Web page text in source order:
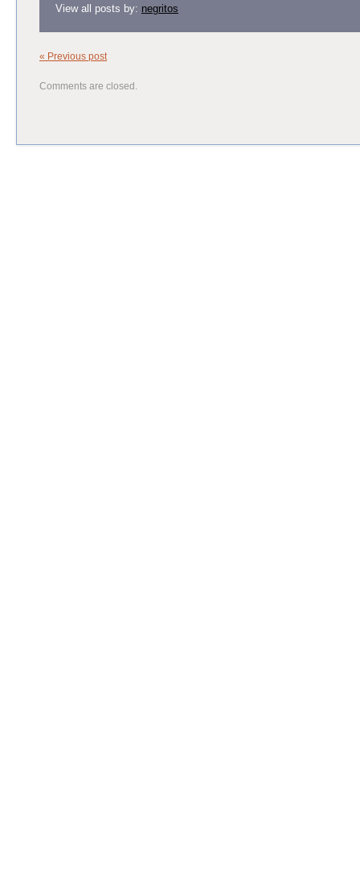
View all posts by: negritos
« Previous post
Comments are closed.